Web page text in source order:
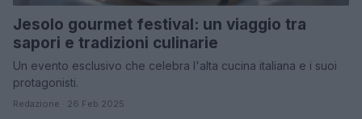
Jesolo gourmet festival: un viaggio tra
sapori e tradizioni culinarie
Un evento esclusivo che celebra l'alta cucina italiana e i suoi
protagonisti.
Redazione · 26 Feb 2025